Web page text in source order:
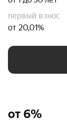
первый взнос
от 20,01%
от 6%